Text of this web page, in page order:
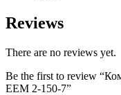
Reviews
There are no reviews yet.
Be the first to review
EEM 2-150-7”